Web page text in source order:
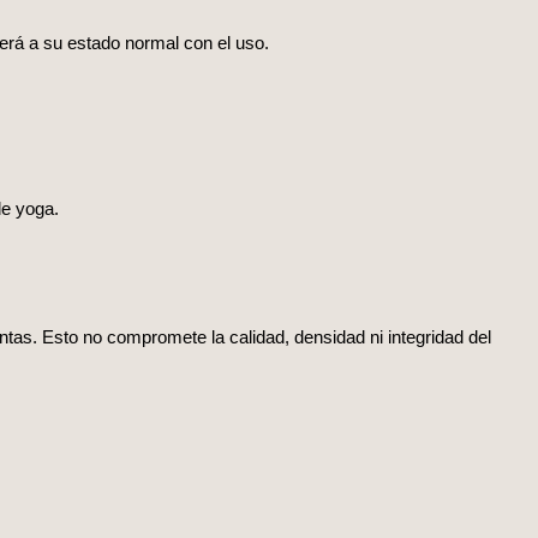
a su estado normal con el uso.
yoga.
Esto no compromete la calidad, densidad ni integridad del